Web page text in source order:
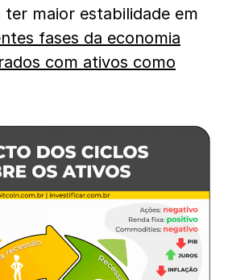
ter maior estabilidade em
fases da economia
com ativos como